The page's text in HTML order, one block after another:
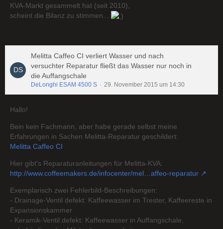
KVA-Markt gesammelt hat (seit 2010),
scheint die Bilanz zu stimmen...
Melitta Caffeo CI verliert Wasser und nach
versuchter Reparatur fließt das Wasser nur noch in
die Auffangschale
DeLonghi ESAM 4500 S 29. November 2015 um 14:30
Hallo!
Bein kein Fachmann, aber habe gerade selbst meine
Erfahrungen in Sachen Melitta-Reparatur geschildert:
Melitta Caffeo CI
Hier gibt's Reparaturanleitungen für Melitta-KVA:
http://www.coffeemakers.de/infocenter/mel…affeo-reparatur
Exemplarisch zwei Fehlerbild-Beschreibungen:
- Drainage-Ventil defekt: Kaffeewasser im Trester, Kaffeereste in
Expansionskammer
- Keramik-Ventil defekt: Kaffeewasser in Auffangschale,